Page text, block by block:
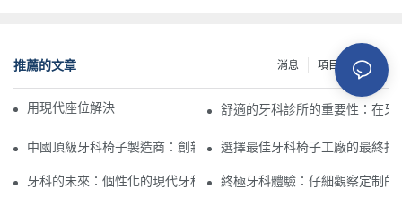
推薦的文章 資源
項目
消息
用現代座位解決方案革新公共空間 舒適的牙科診所的重要性：在
中國頂級牙科椅子製造商：創新和質量選擇最佳牙科椅子工廠的最終指
牙科的未來：個性化的現代牙科椅 終極牙科體驗：仔細觀察定制的